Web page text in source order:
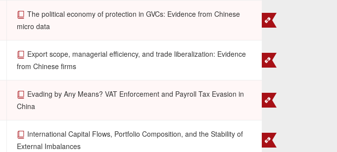
The political economy of protection in GVCs: Evidence from Chinese
micro data
Export scope, managerial efficiency, and trade liberalization: Evidence
from Chinese firms
Evading by Any Means? VAT Enforcement and Payroll Tax Evasion in
China
International Capital Flows, Portfolio Composition, and the Stability of
External Imbalances